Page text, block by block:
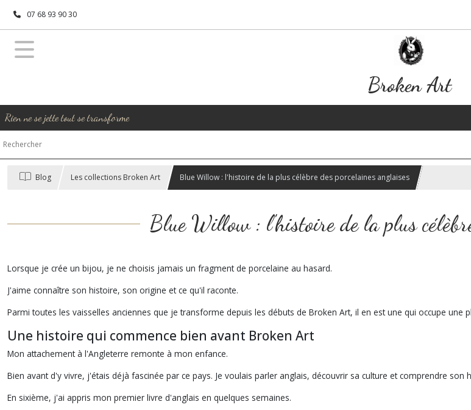
07 68 93 90 30
Broken Art
Rien ne se jette tout se transforme
Blog Les collections Broken Art Blue Willow : l'histoire de la plus célèbre des porcelaines anglaises
Blue Willow : l'histoire de la plus
Lorsque je crée un bijou, je ne choisis jamais un fragment de porcelaine au hasard.
J'aime connaître son histoire, son origine et ce qu'il raconte.
Parmi toutes les vaisselles anciennes que je transforme depuis les débuts de Broken Art, il en est une qui occupe une
Une histoire qui commence bien avant Broken Art
Mon attachement à l'Angleterre remonte à mon enfance.
Bien avant d'y vivre, j'étais déjà fascinée par ce pays. Je voulais parler anglais, découvrir sa culture et comprendre son
En sixième, j'ai appris mon premier livre d'anglais en quelques semaines.